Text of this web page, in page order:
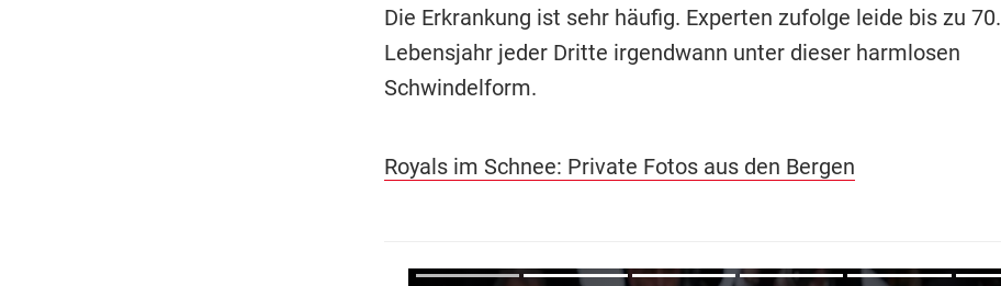
Die Erkrankung ist sehr häufig. Experten zufolge leide bis zu 70.
Lebensjahr jeder Dritte irgendwann unter dieser harmlosen
Schwindelform.
Royals im Schnee: Private Fotos aus den Bergen